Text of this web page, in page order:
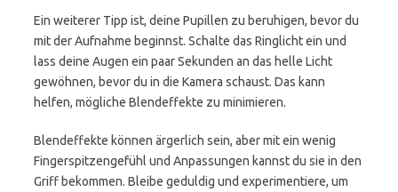
Ein weiterer Tipp ist, deine Pupillen zu beruhigen, bevor du
mit der Aufnahme beginnst. Schalte das Ringlicht ein und
lass deine Augen ein paar Sekunden an das helle Licht
gewöhnen, bevor du in die Kamera schaust. Das kann
helfen, mögliche Blendeffekte zu minimieren.
Blendeffekte können ärgerlich sein, aber mit ein wenig
Fingerspitzengefühl und Anpassungen kannst du sie in den
Griff bekommen. Bleibe geduldig und experimentiere, um